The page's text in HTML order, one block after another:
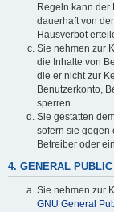
Regeln kann der
dauerhaft von
Hausverbot
Sie nehmen zur
die Inhalte von
die er nicht zur
Benutzerkonto,
sperren.
Sie gestatten
sofern sie gegen
Betreiber oder
4. GENERAL
Sie nehmen zur
GNU General